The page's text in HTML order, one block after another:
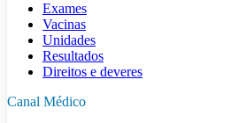
Exames
Vacinas
Unidades
Resultados
Direitos e deveres
Canal Médico